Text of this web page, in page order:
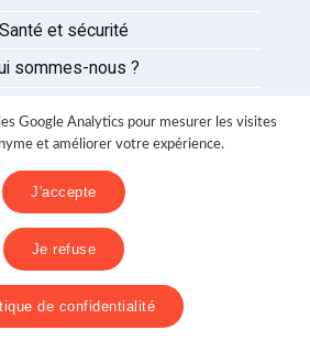
Santé et sécurité
sommes-nous ?
Partenaires
Nous contacter
de confidentialité
Google Analytics pour mesurer les visites
et améliorer votre expérience.
J'accepte
Je refuse
de confidentialité